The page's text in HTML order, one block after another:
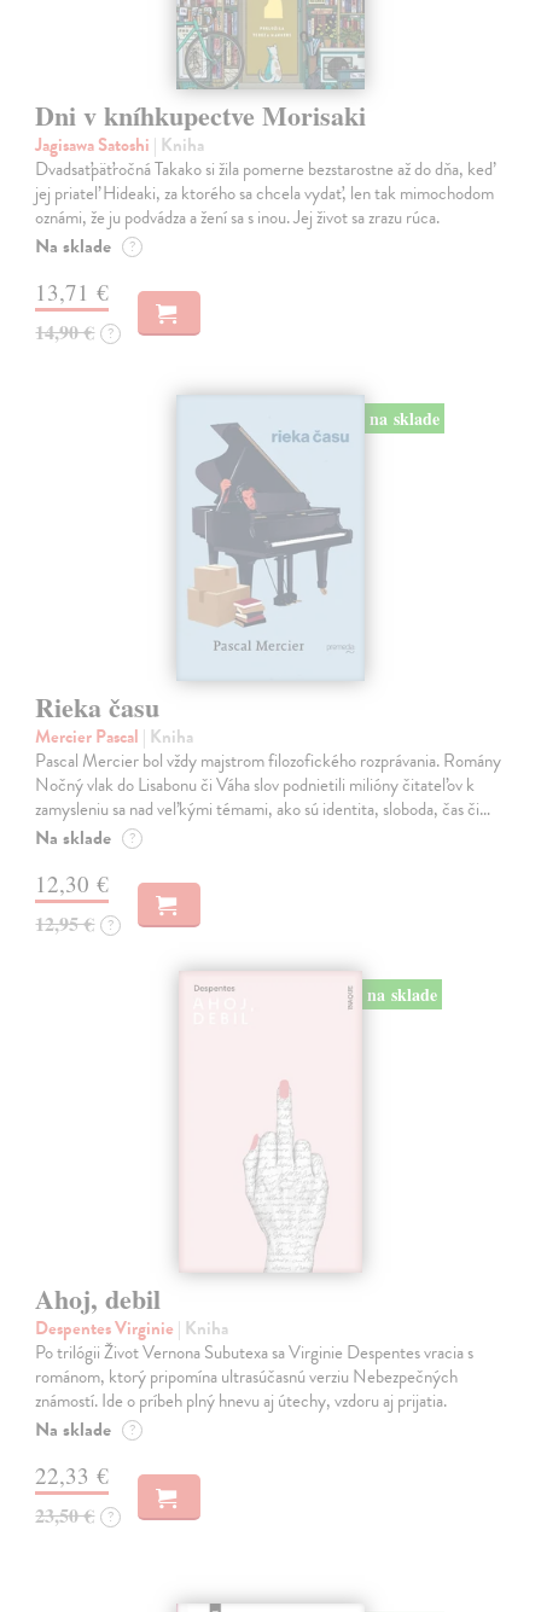
Dni v kníhkupectve Morisaki
Jagisawa Satoshi | Kniha
Dvadsaťpäťročná Takako si žila pomerne bezstarostne až do dňa, keď
jej priateľ Hideaki, za ktorého sa chcela vydať, len tak mimochodom
oznámi, že ju podvádza a žení sa s inou. Jej život sa zrazu rúca.
Na sklade ?
13,71 €
14,90 € ?
na sklade
Rieka času
Mercier Pascal | Kniha
Pascal Mercier bol vždy majstrom filozofického rozprávania. Romány
Nočný vlak do Lisabonu či Váha slov podnietili milióny čitateľov k
zamysleniu sa nad veľkými témami, ako sú identita, sloboda, čas či…
Na sklade ?
12,30 €
12,95 € ?
na sklade
Ahoj, debil
Despentes Virginie | Kniha
Po trilógii Život Vernona Subutexa sa Virginie Despentes vracia s
románom, ktorý pripomína ultrasúčasnú verziu Nebezpečných
známostí. Ide o príbeh plný hnevu aj útechy, vzdoru aj prijatia.
Na sklade ?
22,33 €
23,50 € ?